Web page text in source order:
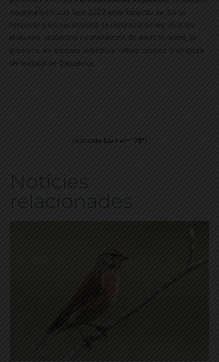
aquesta institució l’any 2023 amb l’objectiu de donar
resposta a les necessitats de reparació de les víctimes
d’abusos, violències i vulneracions de drets humans, ja
prescrits, en escoles públiques i altres centres municipals
de la ciutat de Barcelona.
[adrotate banner="28"]
Notícies
relacionades